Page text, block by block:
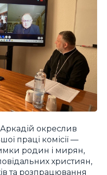
окреслив
праці комісії —
родин і мирян,
християн,
та розпрацювання